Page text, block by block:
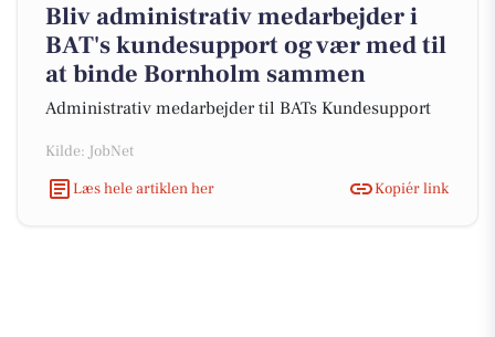
Bliv administrativ medarbejder i
BAT's kundesupport og vær med til
at binde Bornholm sammen
Administrativ medarbejder til BATs Kundesupport
Kilde: JobNet
Læs hele artiklen her
Kopiér link